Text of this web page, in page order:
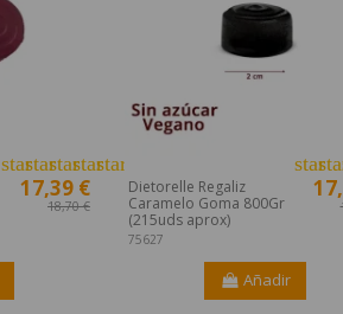
17,39 €
18,70 €
starstarstarstarstar_border
Dietorelle Regaliz
Caramelo Goma 800Gr
(215uds aprox)
75627
star
Añadir